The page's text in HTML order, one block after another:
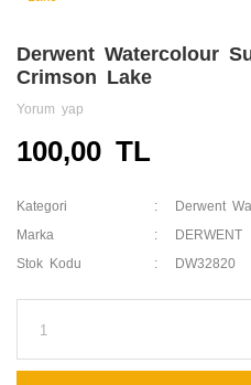
Derwent Watercolour
Crimson Lake
Yorum yap
100,00 TL
Kategori Derwent
Marka DERWENT
Stok Kodu DW32820